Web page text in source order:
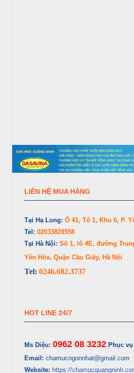
LIÊN HỆ MUA HÀNG
Tại Hạ Long: Ô 41, Tổ 1, Khu 6, P.
Tel: 02033828558
Tại Hà Nội: Số 1, lô 4E, đường
Yên Hòa, Quận Cầu Giấy, Hà Nội
Tel: 0246.682.3737
HOT LINE 24/7
Ms Diệu: 0962 08 3232 Phục
Email: chamucngonnhat@gmail.com
Website: https://